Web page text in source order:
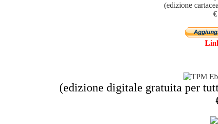
(edizione
(edizione digitale gratuita per